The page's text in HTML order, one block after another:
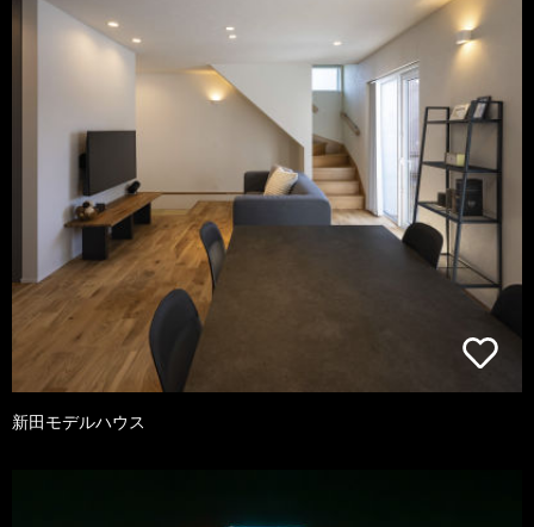
新田モデルハウス